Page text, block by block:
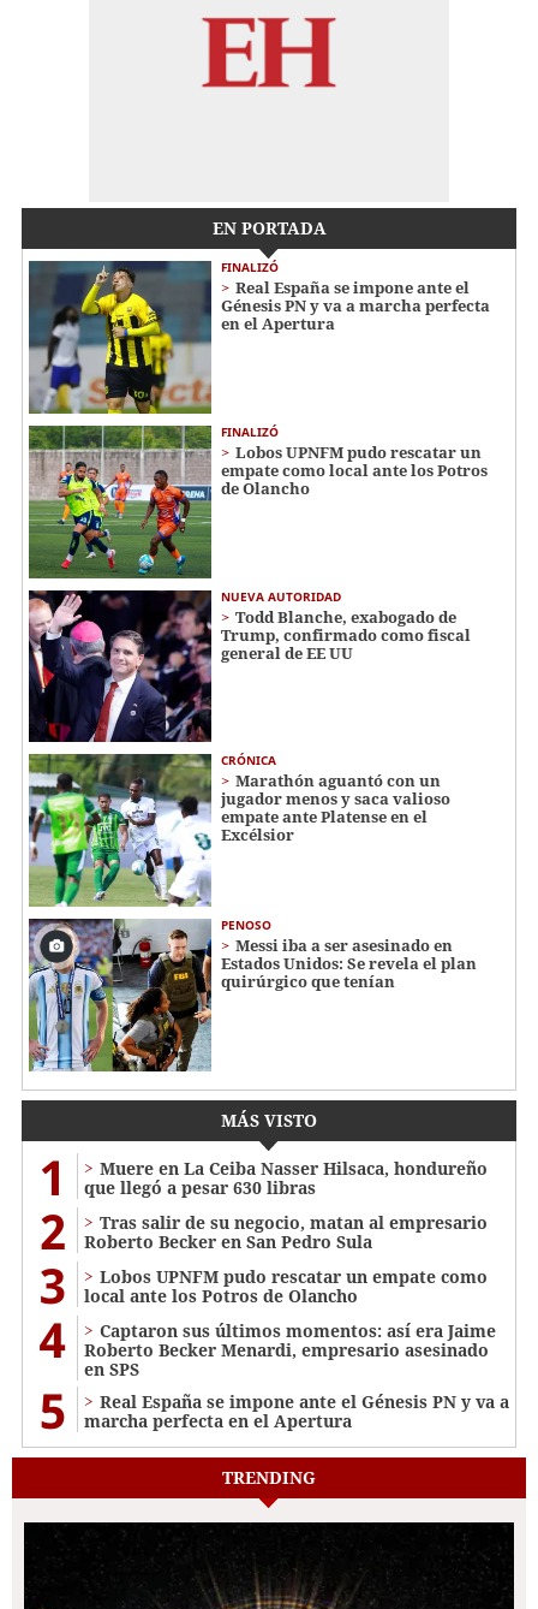
EN PORTADA
FINALIZÓ
Real España se impone ante el
Génesis PN y va a marcha perfecta
en el Apertura
FINALIZÓ
Lobos UPNFM pudo rescatar un
empate como local ante los Potros
de Olancho
NUEVA AUTORIDAD
Todd Blanche, exabogado de
Trump, confirmado como fiscal
general de EE UU
CRÓNICA
Marathón aguantó con un
jugador menos y saca valioso
empate ante Platense en el
Excélsior
PENOSO
Messi iba a ser asesinado en
Estados Unidos: Se revela el plan
quirúrgico que tenían
MÁS VISTO
1
Muere en La Ceiba Nasser Hilsaca, hondureño
que llegó a pesar 630 libras
2
Tras salir de su negocio, matan al empresario
Roberto Becker en San Pedro Sula
3
Lobos UPNFM pudo rescatar un empate como
local ante los Potros de Olancho
4
Captaron sus últimos momentos: así era Jaime
Roberto Becker Menardi​​​, empresario asesinado
en SPS
5
Real España se impone ante el Génesis PN y va a
marcha perfecta en el Apertura
TRENDING